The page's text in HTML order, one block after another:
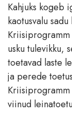
Kahjuks kogeb
kaotusvalu
usku tulevikku,
toetavad laste
ja perede
Kriisiprogramm
viinud